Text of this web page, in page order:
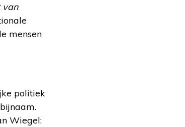
van
mensen
politiek
Wiegel: